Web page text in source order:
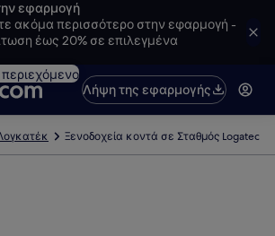
εφαρμογή
ακόμα περισσότερο στην εφαρμογή -
έως 20% σε επιλεγμένα
Λήψη της εφαρμογής
Ξενοδοχεία κοντά σε Σταθμός Logatec